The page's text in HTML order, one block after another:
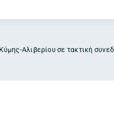
Αλιβερίου σε τακτική